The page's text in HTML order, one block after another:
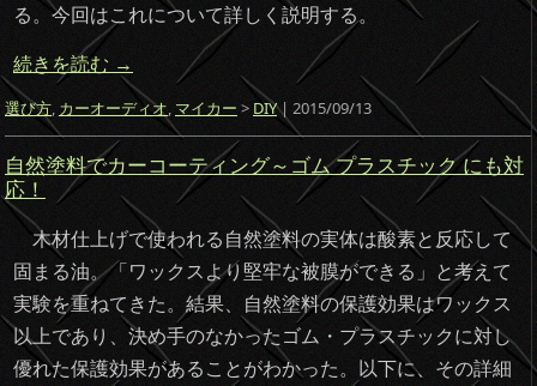
る。今回はこれについて詳しく説明する。
続きを読む →
選び方, カーオーディオ, マイカー > DIY| 2015/09/13
自然塗料でカーコーティング～ゴム プラスチック にも対
応！
木材仕上げで使われる自然塗料の実体は酸素と反応して
固まる油。「ワックスより堅牢な被膜ができる」と考えて
実験を重ねてきた。結果、自然塗料の保護効果はワックス
以上であり、決め手のなかったゴム・プラスチックに対し
優れた保護効果があることがわかった。以下に、その詳細